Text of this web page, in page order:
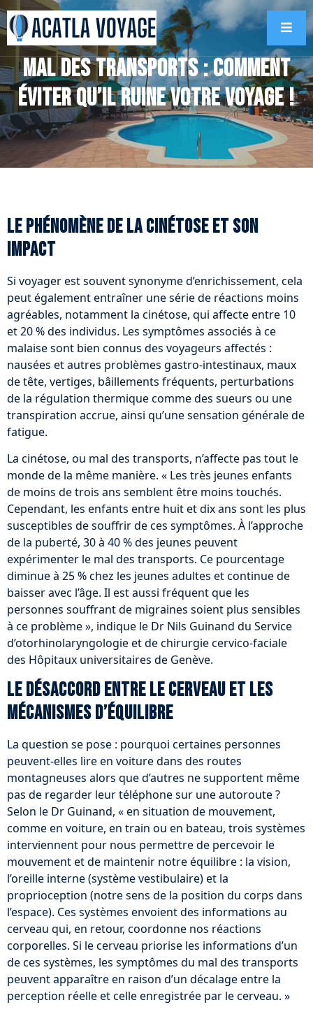
Mal des transports : comment
éviter qu’il ruine votre voyage !
Le phénomène de la cinétose et son
impact
Si voyager est souvent synonyme d’enrichissement, cela
peut également entraîner une série de réactions moins
agréables, notamment la cinétose, qui affecte entre 10
et 20 % des individus. Les symptômes associés à ce
malaise sont bien connus des voyageurs affectés :
nausées et autres problèmes gastro-intestinaux, maux
de tête, vertiges, bâillements fréquents, perturbations
de la régulation thermique comme des sueurs ou une
transpiration accrue, ainsi qu’une sensation générale de
fatigue.
La cinétose, ou mal des transports, n’affecte pas tout le
monde de la même manière. « Les très jeunes enfants
de moins de trois ans semblent être moins touchés.
Cependant, les enfants entre huit et dix ans sont les plus
susceptibles de souffrir de ces symptômes. À l’approche
de la puberté, 30 à 40 % des jeunes peuvent
expérimenter le mal des transports. Ce pourcentage
diminue à 25 % chez les jeunes adultes et continue de
baisser avec l’âge. Il est aussi fréquent que les
personnes souffrant de migraines soient plus sensibles
à ce problème », indique le Dr Nils Guinand du Service
d’otorhinolaryngologie et de chirurgie cervico-faciale
des Hôpitaux universitaires de Genève.
Le désaccord entre le cerveau et les
mécanismes d’équilibre
La question se pose : pourquoi certaines personnes
peuvent-elles lire en voiture dans des routes
montagneuses alors que d’autres ne supportent même
pas de regarder leur téléphone sur une autoroute ?
Selon le Dr Guinand, « en situation de mouvement,
comme en voiture, en train ou en bateau, trois systèmes
interviennent pour nous permettre de percevoir le
mouvement et de maintenir notre équilibre : la vision,
l’oreille interne (système vestibulaire) et la
proprioception (notre sens de la position du corps dans
l’espace). Ces systèmes envoient des informations au
cerveau qui, en retour, coordonne nos réactions
corporelles. Si le cerveau priorise les informations d’un
de ces systèmes, les symptômes du mal des transports
peuvent apparaître en raison d’un décalage entre la
perception réelle et celle enregistrée par le cerveau. »